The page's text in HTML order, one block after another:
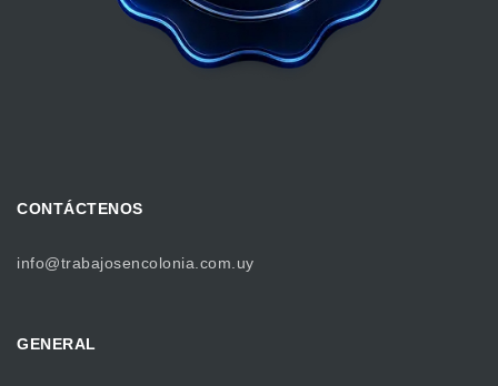
CONTÁCTENOS
info@trabajosencolonia.com.uy
GENERAL